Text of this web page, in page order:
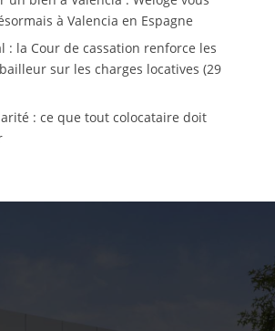
à Valencia en Espagne
: la Cour de cassation renforce les
sur les charges locatives (29
: ce que tout colocataire doit